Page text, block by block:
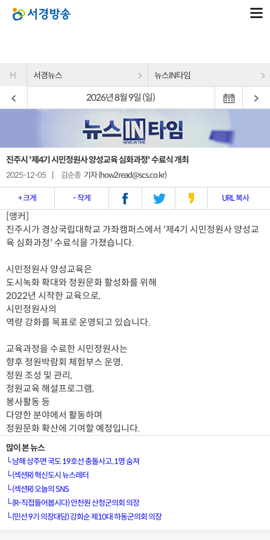
H 서경뉴스 뉴스IN타임
2026년 8월 9일 (일)
진주시 '제4기 시민정원사 양성교육 심화과정' 수료식 개최
2025-12-05 김순종 기자 (how2read@scs.co.kr)
+ 크게 - 작게 URL 복사
[앵커]
진주시가 경상국립대학교 가좌캠퍼스에서 '제4기 시민정원사 양성교
육 심화과정' 수료식을 가졌습니다.
시민정원사 양성교육은
도시녹화 확대와 정원문화 활성화를 위해
2022년 시작한 교육으로,
시민정원사의
역량 강화를 목표로 운영되고 있습니다.
교육과정을 수료한 시민정원사는
향후 정원박람회 체험부스 운영,
정원 조성 및 관리,
정원교육 해설프로그램,
봉사활동 등
다양한 분야에서 활동하며
정원문화 확산에 기여할 예정입니다.
많이 본 뉴스
└남해 상주면 국도 19호선 충돌사고..1명 숨져
└(섹션R) 혁신도시 뉴스레터
└(섹션R) 오늘의 SNS
└(R-직접들어봅시다) 안천원 산청군의회 의장
└(민선 9기 의장대담) 강희순 제10대 하동군의회 의장
[VOD공지] 청춘초이스 이용금액 변경 안내